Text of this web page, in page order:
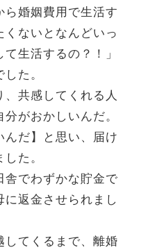
ら婚姻費用で生活す
くないとなんどいっ
生活するの？！」
た。
共感してくれる人
がおかしいんだ。
んだ】と思い、届け
た。
舎でわずかな貯金で
返金させられまし
してくるまで、離婚